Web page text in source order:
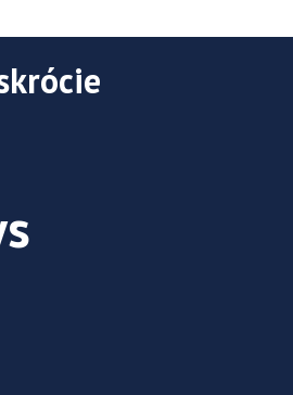
1859 firm CleanTech.